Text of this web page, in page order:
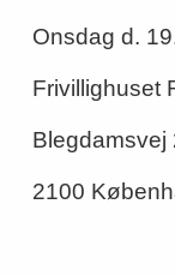
Onsdag d.
Frivillighuset
Blegdamsvej
2100